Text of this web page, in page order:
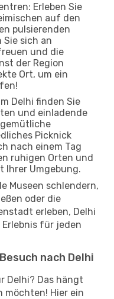
Erleben Sie
auf den
pulsierenden
Sie sich an
und die
der Region
Ort, um ein
Delhi finden Sie
und einladende
Picknick
nach einem Tag
ruhigen Orten und
Ihrer Umgebung.
Museen schlendern,
oder die
erleben, Delhi
für jeden
nach Delhi
Delhi? Das hängt
möchten! Hier ein